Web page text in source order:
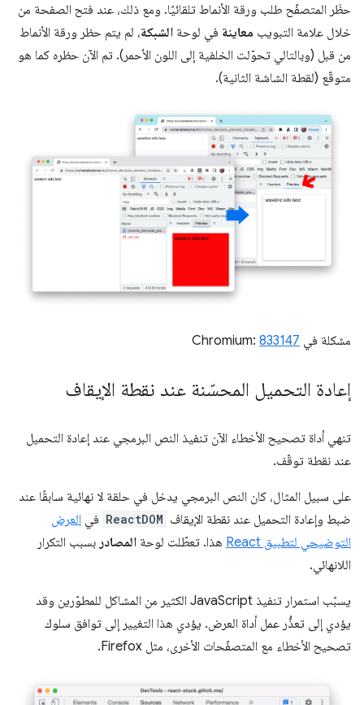
حظَر المتصفّح طلب ورقة الأنماط تلقائيًا. ومع ذلك، عند فتح الصفحة من
خلال علامة التبويب معاينة في لوحة الشبكة، لم يتم حظر ورقة الأنماط
من قبل (وبالتالي تحوّلت الخلفية إلى اللون الأحمر). تم الآن حظره كما هو
متوقّع (لقطة الشاشة الثانية).
مشكلة في Chromium: 833147
إعادة التحميل المحسّنة عند نقطة الإيقاف
تنهي أداة تصحيح الأخطاء الآن تنفيذ النص البرمجي عند إعادة التحميل
عند نقطة توقّف.
على سبيل المثال، كان النص البرمجي يدخل في حلقة لا نهائية سابقًا عند
ضبط وإعادة التحميل عند نقطة الإيقاف ReactDOM في العرض
التوضيحي لتطبيق React
هذا. تعطّلت لوحة المصادر بسبب التكرار
اللانهائي.
يسبّب استمرار تنفيذ JavaScript الكثير من المشاكل للمطوّرين وقد
يؤدي إلى تعذُّر عمل أداة العرض. يؤدي هذا التغيير إلى توافق سلوك
تصحيح الأخطاء مع المتصفّحات الأخرى، مثل Firefox.